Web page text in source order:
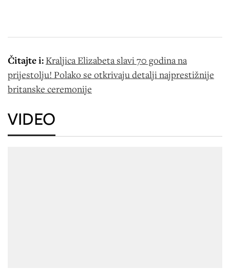
Čitajte i:Kraljica Elizabeta slavi 70 godina na
prijestolju! Polako se otkrivaju detalji najprestižnije
britanske ceremonije
VIDEO